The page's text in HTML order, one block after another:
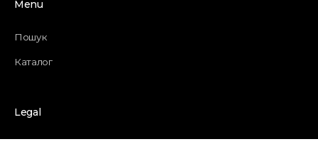
Menu
Пошук
Каталог
Legal